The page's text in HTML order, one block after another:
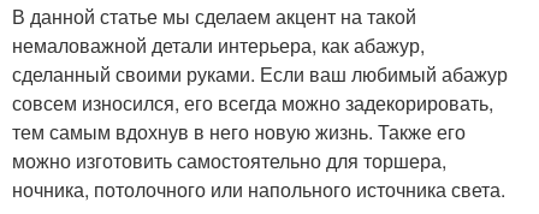
В данной статье мы сделаем акцент на такой
немаловажной детали интерьера, как абажур,
сделанный своими руками. Если ваш любимый абажур
совсем износился, его всегда можно задекорировать,
тем самым вдохнув в него новую жизнь. Также его
можно изготовить самостоятельно для торшера,
ночника, потолочного или напольного источника света.